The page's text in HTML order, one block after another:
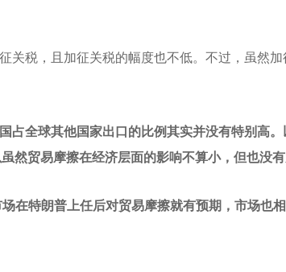
关税，且加征关税的幅度也不低。不过，虽然
占全球其他国家出口的比例其实并没有特别高
然贸易摩擦在经济层面的影响不算小，但也没
在特朗普上任后对贸易摩擦就有预期，市场也